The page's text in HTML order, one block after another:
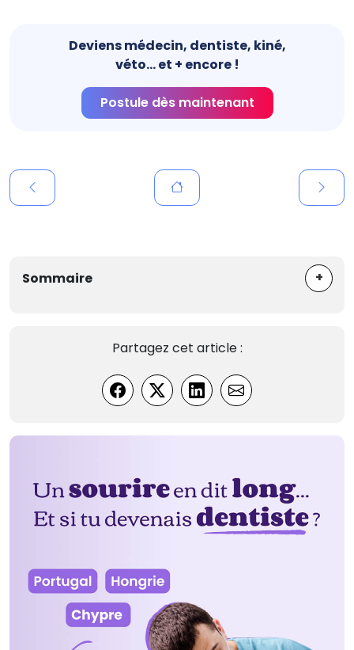
Deviens médecin, dentiste, kiné,
véto... et + encore !
Postule dès maintenant
Sommaire +
Partagez cet article :